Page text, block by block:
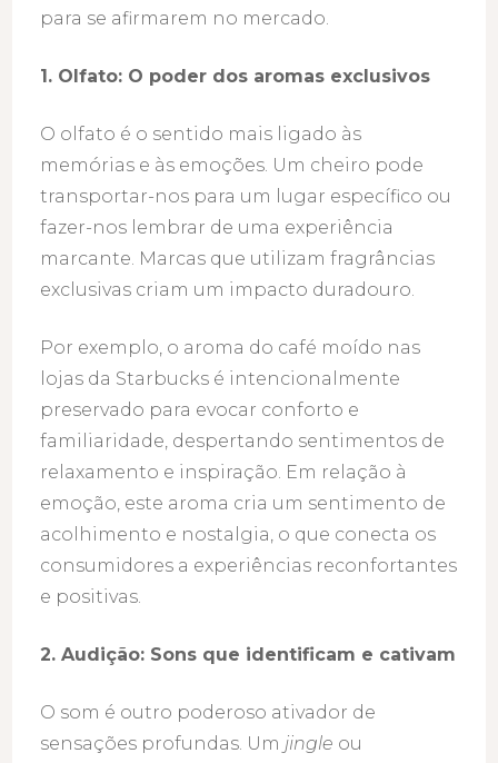
para se afirmarem no mercado.
1. Olfato: O poder dos aromas exclusivos
O olfato é o sentido mais ligado às
memórias e às emoções. Um cheiro pode
transportar-nos para um lugar específico ou
fazer-nos lembrar de uma experiência
marcante. Marcas que utilizam fragrâncias
exclusivas criam um impacto duradouro.
Por exemplo, o aroma do café moído nas
lojas da Starbucks é intencionalmente
preservado para evocar conforto e
familiaridade, despertando sentimentos de
relaxamento e inspiração. Em relação à
emoção, este aroma cria um sentimento de
acolhimento e nostalgia, o que conecta os
consumidores a experiências reconfortantes
e positivas.
2. Audição: Sons que identificam e cativam
O som é outro poderoso ativador de
sensações profundas. Um jingle ou